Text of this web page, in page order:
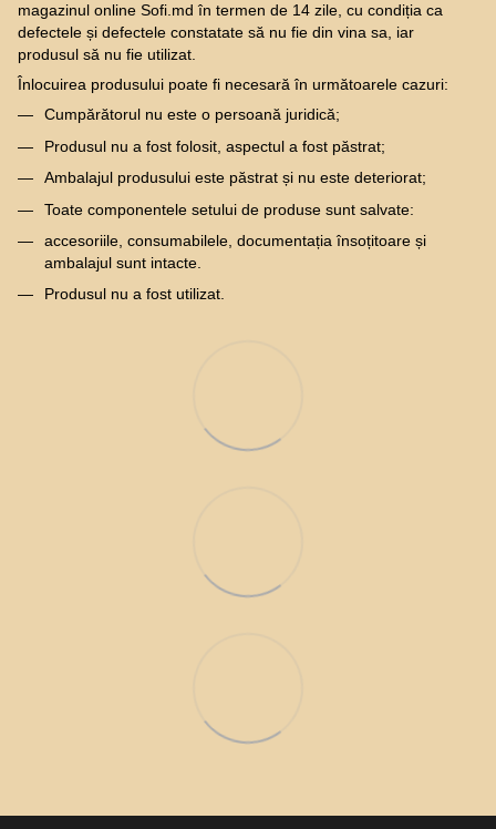
magazinul online Sofi.md în termen de 14 zile, cu condiția ca
defectele și defectele constatate să nu fie din vina sa, iar
produsul să nu fie utilizat.
Înlocuirea produsului poate fi necesară în următoarele cazuri:
Cumpărătorul nu este o persoană juridică;
Produsul nu a fost folosit, aspectul a fost păstrat;
Ambalajul produsului este păstrat și nu este deteriorat;
Toate componentele setului de produse sunt salvate:
accesoriile, consumabilele, documentația însoțitoare și
ambalajul sunt intacte.
Produsul nu a fost utilizat.